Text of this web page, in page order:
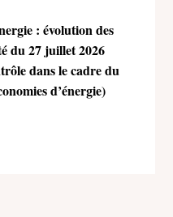
: évolution des
du 27 juillet 2026
dans le cadre du
d’énergie)